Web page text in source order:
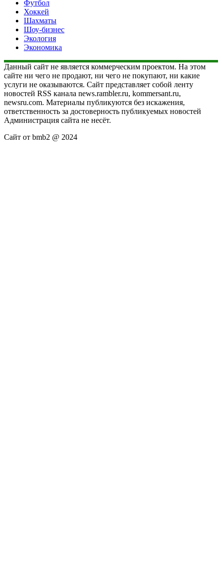
Футбол
Хоккей
Шахматы
Шоу-бизнес
Экология
Экономика
Данный сайт не является коммерческим проектом. На этом
сайте ни чего не продают, ни чего не покупают, ни какие
услуги не оказываются. Сайт представляет собой ленту
новостей RSS канала news.rambler.ru, kommersant.ru,
newsru.com. Материалы публикуются без искажения,
ответственность за достоверность публикуемых новостей
Администрация сайта не несёт.
Сайт от bmb2 @ 2024